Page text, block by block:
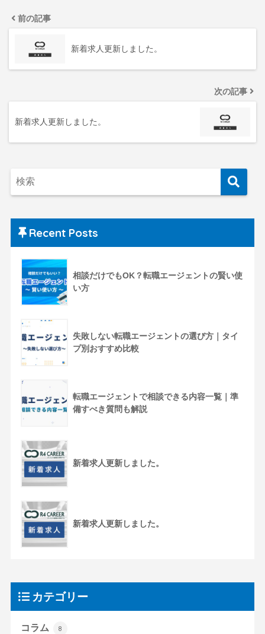
前の記事
新着求人更新しました。
次の記事
新着求人更新しました。
Recent Posts
相談だけでもOK？転職エージェントの賢い使
い方
失敗しない転職エージェントの選び方｜タイ
プ別おすすめ比較
転職エージェントで相談できる内容一覧｜準
備すべき質問も解説
新着求人更新しました。
新着求人更新しました。
カテゴリー
コラム 8